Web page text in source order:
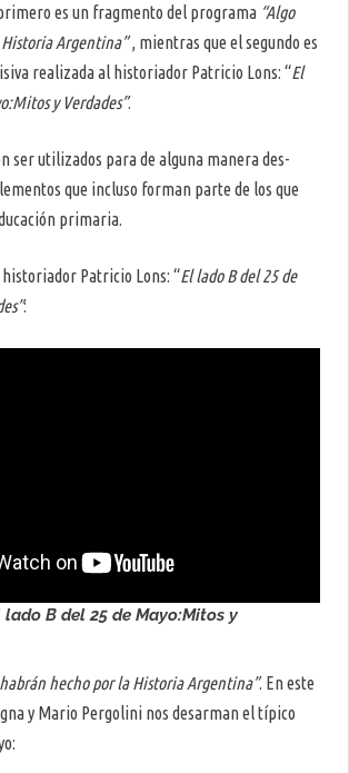
es un fragmento del programa “Algo
Argentina”, mientras que el segundo es
realizada al historiador Patricio Lons: “El
y Verdades”.
ser utilizados para de alguna manera des-
que incluso forman parte de los que
primaria.
Patricio Lons: “El lado B del 25 de
:
lado B del 25 de Mayo:Mitos y
habrán hecho por la Historia Argentina”. En este
y Mario Pergolini nos desarman el típico